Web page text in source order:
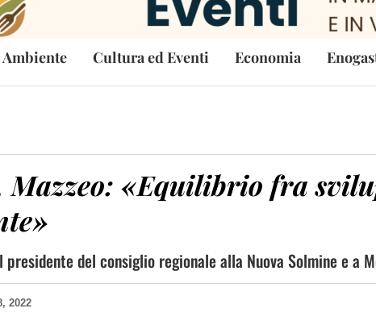
Ambiente Cultura ed Eventi Economia
Mazzeo: «Equilibrio fra
del consiglio regionale alla Nuova Solmine e a
2022